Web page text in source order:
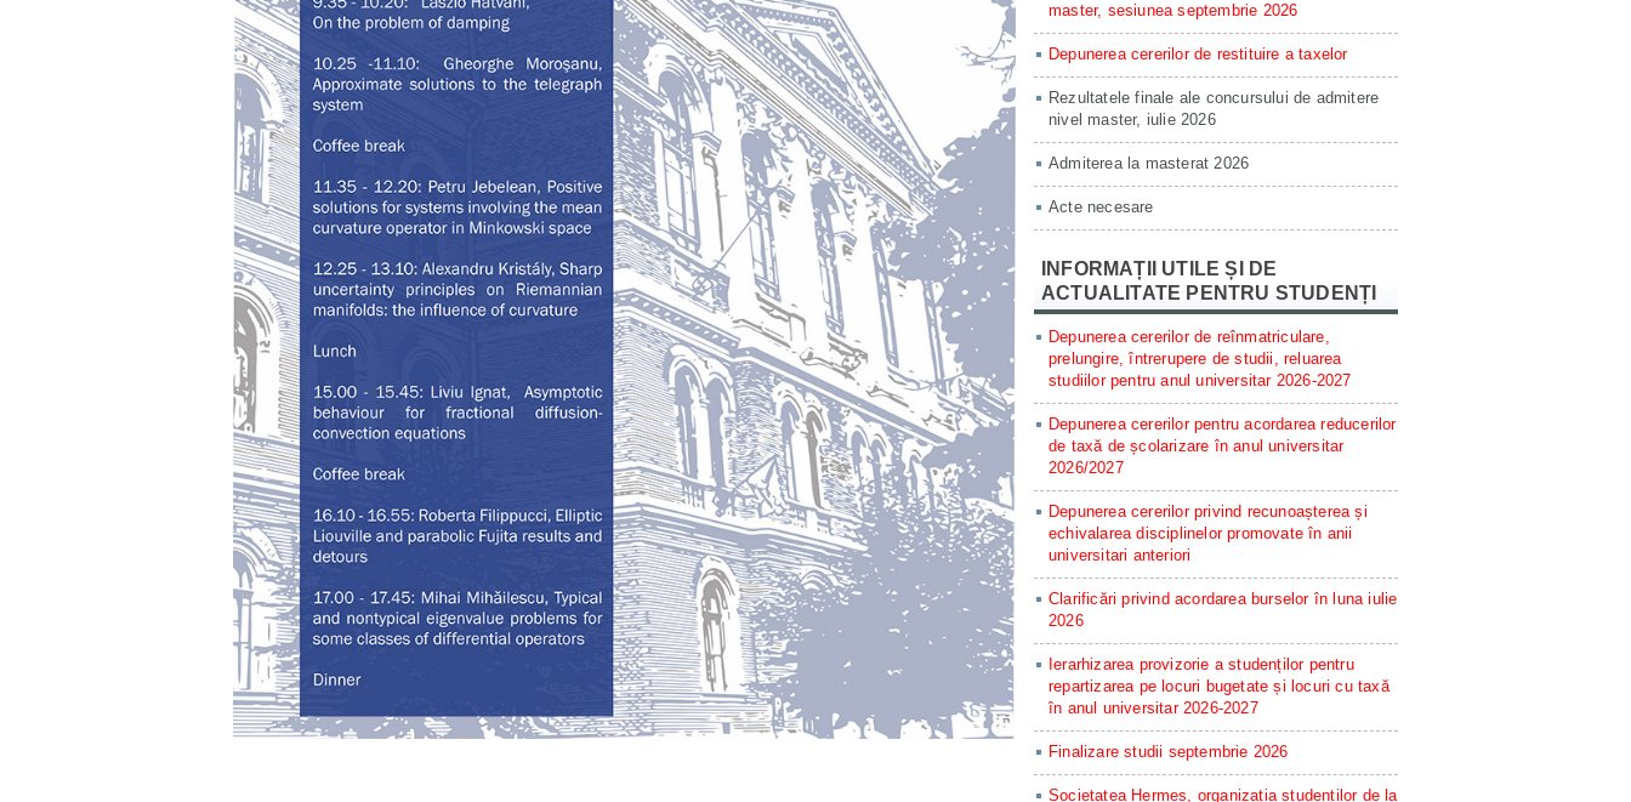
master, sesiunea septembrie 2026
Depunerea cererilor de restituire a taxelor
Rezultatele finale ale concursului de admitere
nivel master, iulie 2026
Admiterea la masterat 2026
Acte necesare
INFORMAȚII UTILE ȘI DE
ACTUALITATE PENTRU STUDENȚI
Depunerea cererilor de reînmatriculare,
prelungire, întrerupere de studii, reluarea
studiilor pentru anul universitar 2026-2027
Depunerea cererilor pentru acordarea reducerilor
de taxă de școlarizare în anul universitar
2026/2027
Depunerea cererilor privind recunoașterea și
echivalarea disciplinelor promovate în anii
universitari anteriori
Clarificări privind acordarea burselor în luna iulie
2026
Ierarhizarea provizorie a studenților pentru
repartizarea pe locuri bugetate și locuri cu taxă
în anul universitar 2026-2027
Finalizare studii septembrie 2026
Societatea Hermes, organizația studenților de la